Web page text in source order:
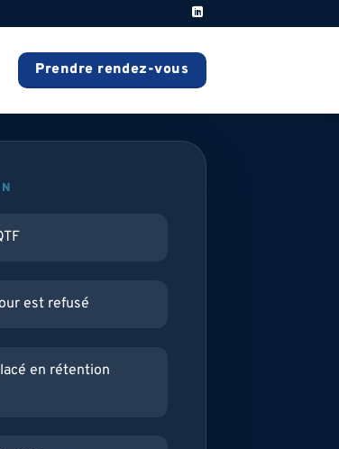
Prendre rendez-vous
est refusé
en rétention